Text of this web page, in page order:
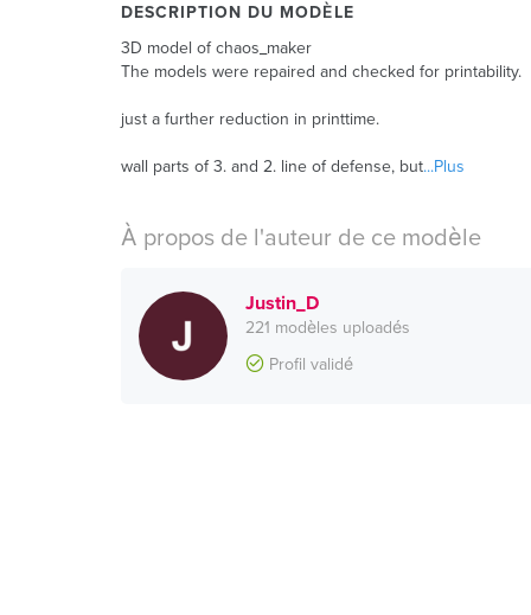
DESCRIPTION DU MODÈLE
3D model of chaos_maker
The models were repaired and checked for printability.
just a further reduction in printtime.
wall parts of 3. and 2. line of defense, but...Plus
À propos de l'auteur de ce modèle
Justin_D
221 modèles uploadés
Profil validé